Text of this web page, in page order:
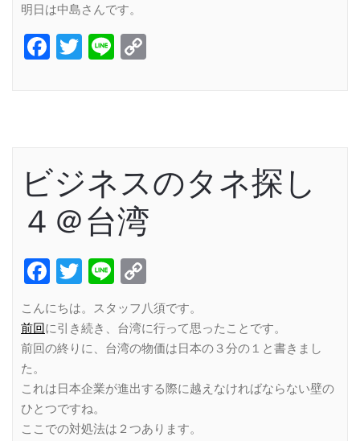
明日は中島さんです。
Facebook
Twitter
Line
ビジネスのタネ探し
４＠台湾
Facebook
Twitter
Line
Link
こんにちは。スタッフ八須です。
前回に引き続き、台湾に行って思ったことです。
前回の終りに、台湾の物価は日本の３分の１と書きまし
た。
これは日本企業が進出する際に越えなければならない壁の
ひとつですね。
ここでの対処法は２つあります。